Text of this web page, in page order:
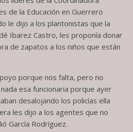
de la Educación en Guerrero
le dijo a los plantonistas que la
Ibarez Castro, les proponía donar
de zapatos a los niños que están
porque nos falta, pero no
esa funcionaria porque ayer
desalojando los policías ella
les dijo a los agentes que no
García Rodríguez.